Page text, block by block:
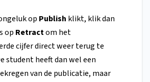
op Publish klikt, klik dan
op Retractom het
cijfer direct weer terug te
student heeft dan wel een
van de publicatie, maar